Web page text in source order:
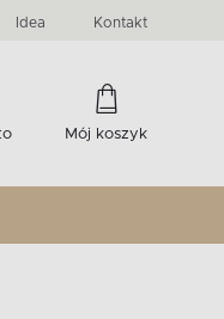
Idea Kontakt
Mój koszyk
witryny...